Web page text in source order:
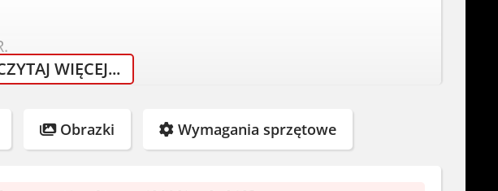
WIĘCEJ...
Obrazki Wymagania sprzętowe